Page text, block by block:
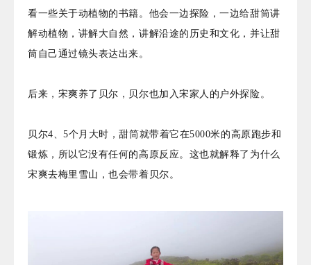
看一些关于动植物的书籍。他会一边探险，一边给甜筒讲
解动植物，讲解大自然，讲解沿途的历史和文化，并让甜
筒自己通过镜头表达出来。
后来，宋爽养了贝尔，贝尔也加入宋家人的户外探险。
贝尔4、5个月大时，甜筒就带着它在5000米的高原跑步和
锻炼，所以它没有任何的高原反应。这也就解释了为什么
宋爽去梅里雪山，也会带着贝尔。